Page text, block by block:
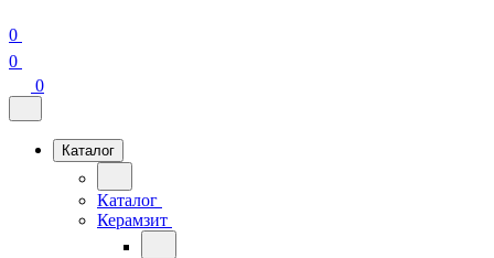
0
0
0
Каталог
Каталог
Керамзит